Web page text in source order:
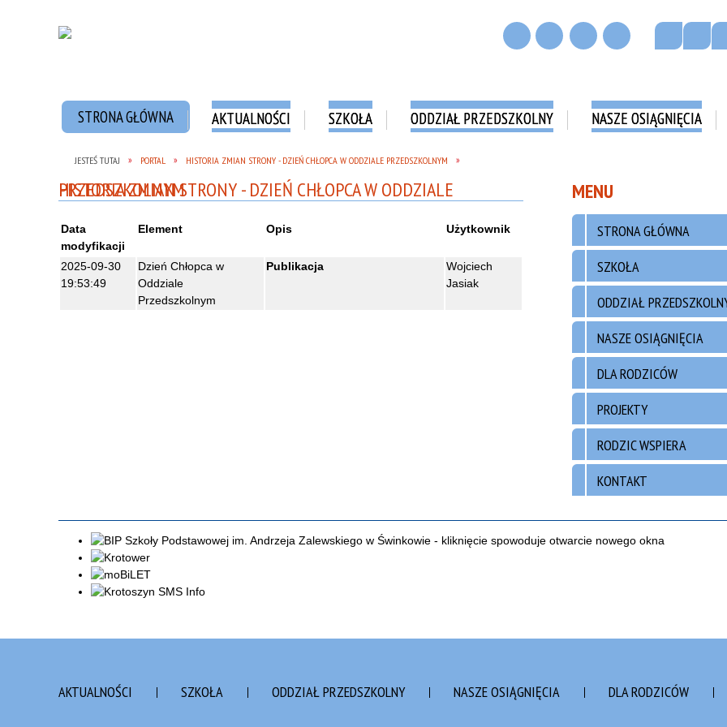
STRONA GŁÓWNA AKTUALNOŚCI SZKOŁA ODDZIAŁ PRZEDSZKOLNY NASZE OSIĄGNIĘCIA
JESTEŚ TUTAJ PORTAL HISTORIA ZMIAN STRONY - DZIEŃ CHŁOPCA W ODDZIALE PRZEDSZKOLNYM
HISTORIA ZMIAN STRONY - DZIEŃ CHŁOPCA W ODDZIALE PRZEDSZKOLNYM
Data
modyfikacji
Element Opis Użytkownik
2025-09-30
19:53:49
Dzień Chłopca w
Oddziale
Przedszkolnym
Publikacja
Wojciech
Jasiak
MENU
STRONA GŁÓWNA
SZKOŁA
ODDZIAŁ
NASZE OSIĄGNIĘCIA
DLA RODZICÓW
PROJEKTY
RODZIC WSPIERA
KONTAKT
AKTUALNOŚCI SZKOŁA ODDZIAŁ PRZEDSZKOLNY NASZE OSIĄGNIĘCIA DLA RODZICÓW